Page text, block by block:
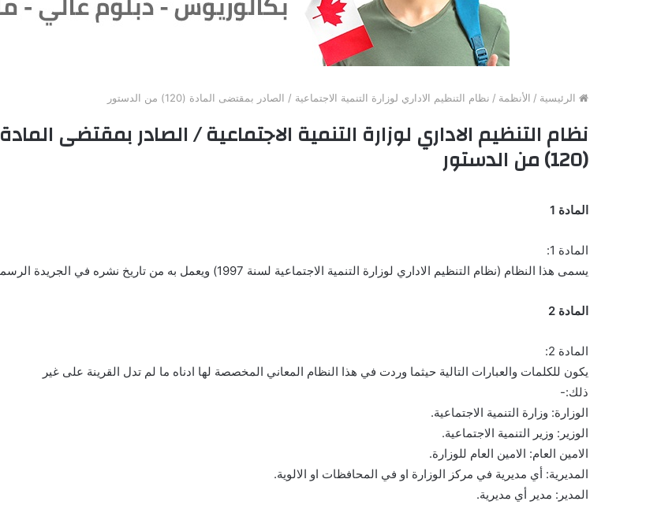
الرئيسية / الأنظمة / نظام التنظيم الاداري لوزارة التنمية الاجتماعية / الصادر بمقتضى المادة (120) من الدستور
نظام التنظيم الاداري لوزارة التنمية الاجتماعية / الصادر بمقتضى المادة
(120) من الدستور
المادة 1
المادة 1:
يسمى هذا النظام (نظام التنظيم الاداري لوزارة التنمية الاجتماعية لسنة 1997) ويعمل به من تاريخ نشره في الجريدة الرسمية.
المادة 2
المادة 2:
يكون للكلمات والعبارات التالية حيثما وردت في هذا النظام المعاني المخصصة لها ادناه ما لم تدل القرينة على غير
ذلك:-
الوزارة: وزارة التنمية الاجتماعية.
الوزير: وزير التنمية الاجتماعية.
الامين العام: الامين العام للوزارة.
المديرية: أي مديرية في مركز الوزارة او في المحافظات او الالوية.
المدير: مدير أي مديرية.